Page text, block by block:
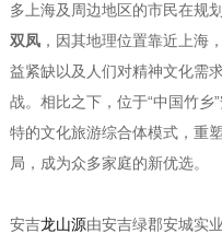
多上海及周边地区的市民在规
双凤，因其地理位置靠近上海
益紧缺以及人们对精神文化需
战。相比之下，位于“中国竹乡
特的文化旅游综合体模式，重
局，成为众多家庭的新优选。
安吉龙山源由安吉绿郡安城实